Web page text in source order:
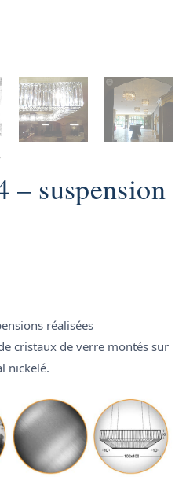
suspension
réalisées
cristaux de verre montés sur
nickelé.